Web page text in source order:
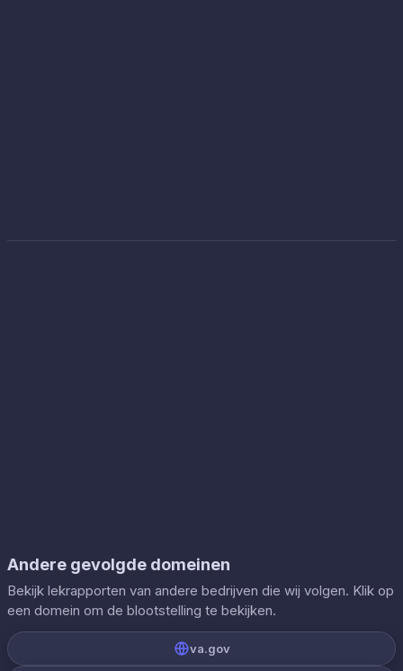
Andere gevolgde domeinen
Bekijk lekrapporten van andere bedrijven die wij volgen. Klik op
een domein om de blootstelling te bekijken.
va.gov